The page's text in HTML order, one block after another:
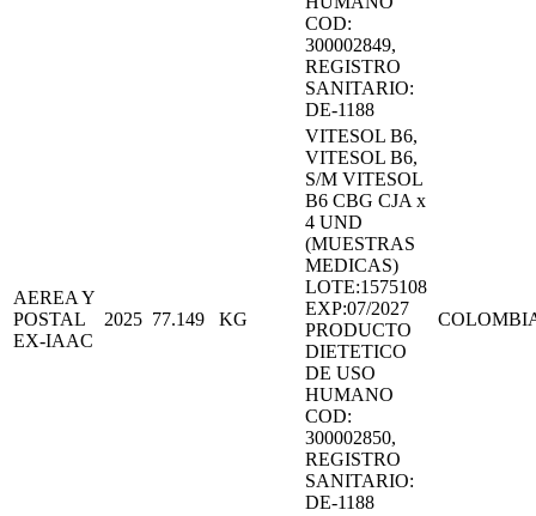
COD:
300002849,
REGISTRO
SANITARIO:
DE-1188
AEREA Y
POSTAL
EX-IAAC
2025 77.149 KG
VITESOL B6,
VITESOL B6,
S/M VITESOL
B6 CBG CJA x
4 UND
(MUESTRAS
MEDICAS)
LOTE:1575108
EXP:07/2027
PRODUCTO
DIETETICO
DE USO
HUMANO
COD:
300002850,
REGISTRO
SANITARIO:
DE-1188